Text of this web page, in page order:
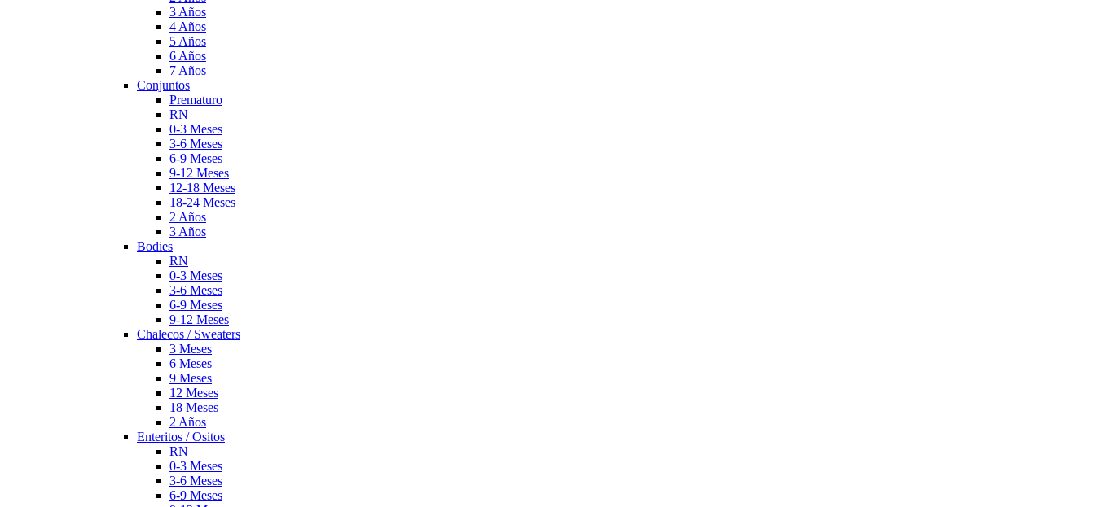
3 Años
4 Años
5 Años
6 Años
7 Años
Conjuntos
Prematuro
RN
0-3 Meses
3-6 Meses
6-9 Meses
9-12 Meses
12-18 Meses
18-24 Meses
2 Años
3 Años
Bodies
RN
0-3 Meses
3-6 Meses
6-9 Meses
9-12 Meses
Chalecos / Sweaters
3 Meses
6 Meses
9 Meses
12 Meses
18 Meses
2 Años
Enteritos / Ositos
RN
0-3 Meses
3-6 Meses
6-9 Meses